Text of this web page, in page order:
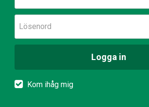
Lösenord
Logga in
Kom ihåg mig